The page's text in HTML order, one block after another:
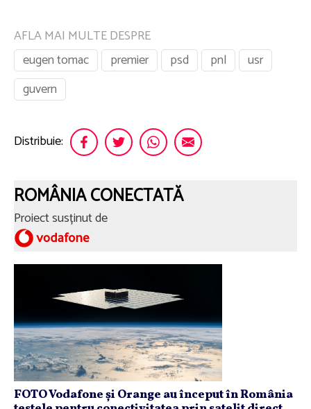
AFLA MAI MULTE DESPRE
eugen tomac
premier psd pnl
usr
guvern
Distribuie:
ROMÂNIA CONECTATĂ
Proiect susținut de
FOTO Vodafone și Orange au început în România